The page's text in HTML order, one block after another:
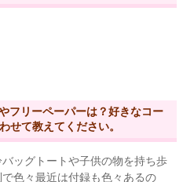
フリーペーパーは？好きなコー
せて教えてください。
ッグトートや子供の物を持ち歩
色々最近は付録も色々あるの